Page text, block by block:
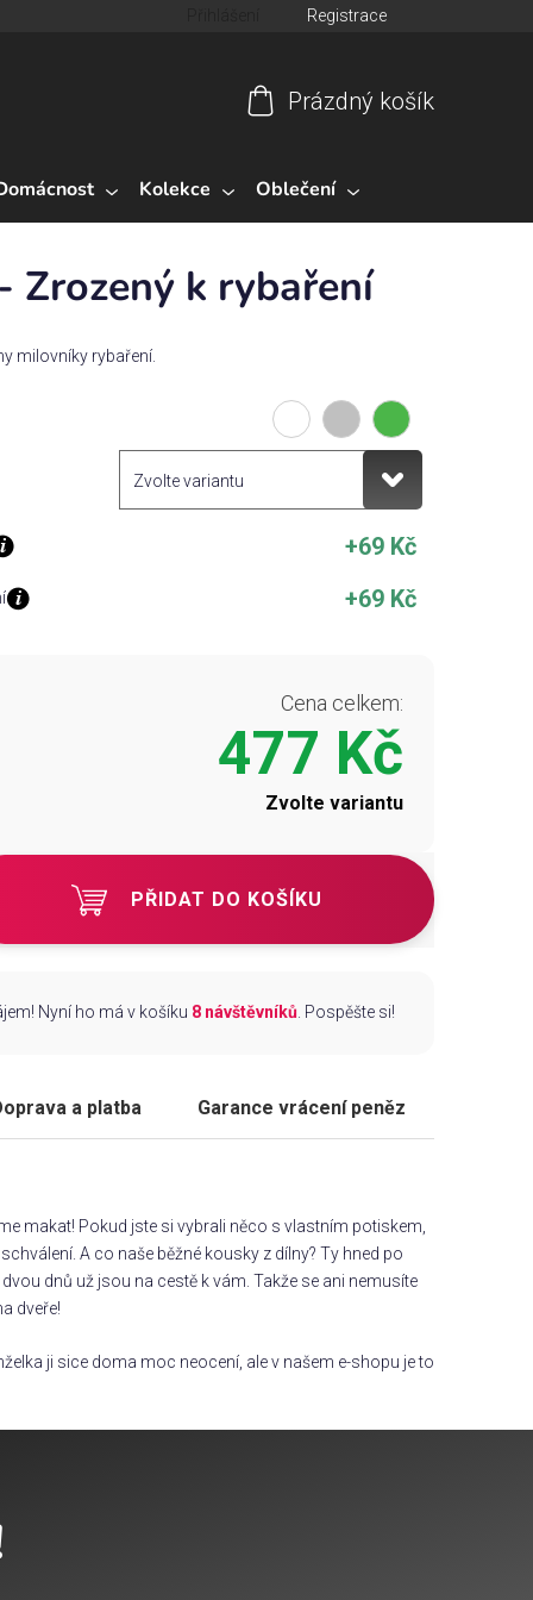
Registrace
košík
Prázdný košík
Kolekce Oblečení
Zrozený k rybaření
milovníky rybaření.
+69 Kč
+69 Kč
Cena celkem:
477 Kč
Zvolte variantu
PŘIDAT DO KOŠÍKU
Nyní ho má v košíku 8 návštěvníků. Pospěšte si!
a platba Garance vrácení peněz
makat! Pokud jste si vybrali něco s vlastním potiskem,
A co naše běžné kousky z dílny? Ty hned po
dnů už jsou na cestě k vám. Takže se ani nemusíte
dveře!
ji sice doma moc neocení, ale v našem e-shopu je to